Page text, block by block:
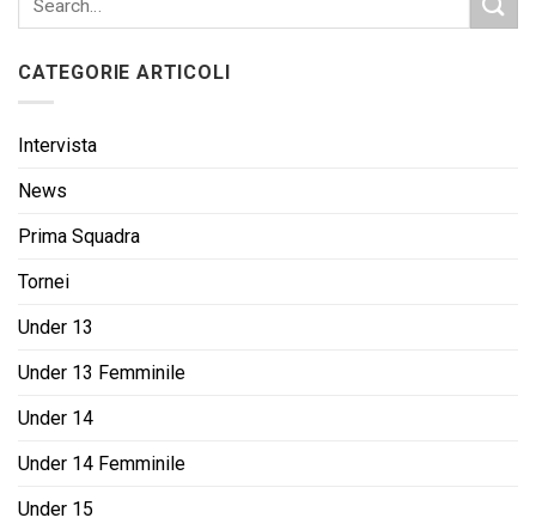
CATEGORIE ARTICOLI
Intervista
News
Prima Squadra
Tornei
Under 13
Under 13 Femminile
Under 14
Under 14 Femminile
Under 15